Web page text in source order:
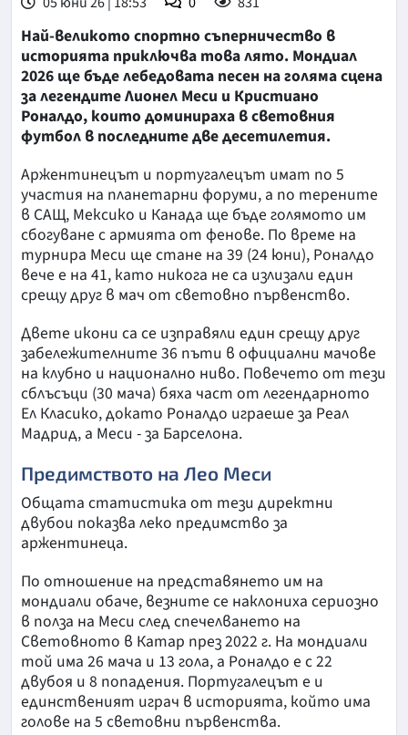
Най-великото спортно съперничество в
историята приключва това лято. Мондиал
2026 ще бъде лебедовата песен на голяма сцена
за легендите Лионел Меси и Кристиано
Роналдо, които доминираха в световния
футбол в последните две десетилетия.
Аржентинецът и португалецът имат по 5
участия на планетарни форуми, а по терените
в САЩ, Мексико и Канада ще бъде голямото им
сбогуване с армията от фенове. По време на
турнира Меси ще стане на 39 (24 юни), Роналдо
вече е на 41, като никога не са излизали един
срещу друг в мач от световно първенство.
Двете икони са се изправяли един срещу друг
забележителните 36 пъти в официални мачове
на клубно и национално ниво. Повечето от тези
сблъсъци (30 мача) бяха част от легендарното
Ел Класико, докато Роналдо играеше за Реал
Мадрид, а Меси - за Барселона.
Предимството на Лео Меси
Общата статистика от тези директни
двубои показва леко предимство за
аржентинеца.
По отношение на представянето им на
мондиали обаче, везните се наклониха сериозно
в полза на Меси след спечелването на
Световното в Катар през 2022 г. На мондиали
той има 26 мача и 13 гола, а Роналдо е с 22
двубоя и 8 попадения. Португалецът е и
единственият играч в историята, който има
голове на 5 световни първенства.